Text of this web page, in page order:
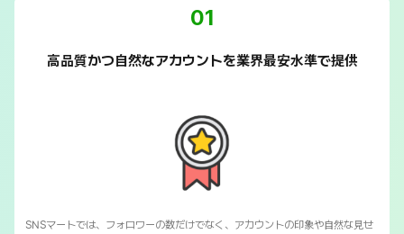
01
高品質かつ自然なアカウントを業界最安水準で提供
SNSマートでは、フォロワーの数だけでなく、アカウントの印象や自然な見せ